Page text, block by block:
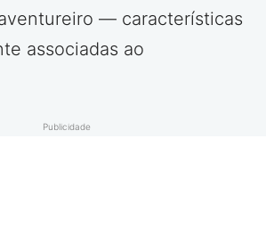
— características
associadas ao
Publicidade